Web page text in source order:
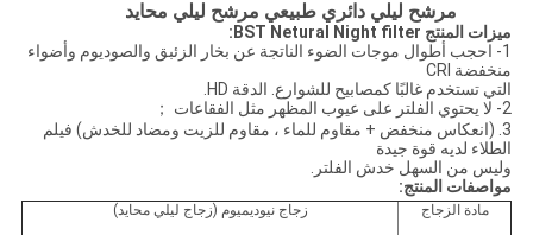
مرشح ليلي دائري طبيعي مرشح ليلي محايد
ميزات المنتج BST Netural Night filter:
1- احجب أطوال موجات الضوء الناتجة عن بخار الزئبق والصوديوم وأضواء
منخفضة CRI
التي تستخدم غالبًا كمصابيح للشوارع. الدقة HD.
2- لا يحتوي الفلتر على عيوب المظهر مثل الفقاعات ；
3. (انعكاس منخفض + مقاوم للماء ، مقاوم للزيت ومضاد للخدش) فيلم
الطلاء لديه قوة جيدة
وليس من السهل خدش الفلتر.
مواصفات المنتج:
مادة الزجاج زجاج نيوديميوم (زجاج ليلي محايد)